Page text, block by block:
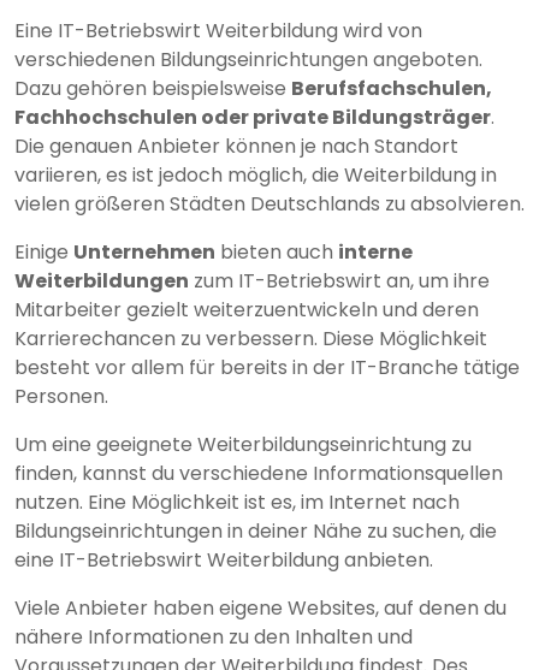
Eine IT-Betriebswirt Weiterbildung wird von
verschiedenen Bildungseinrichtungen angeboten.
Dazu gehören beispielsweise Berufsfachschulen,
Fachhochschulen oder private Bildungsträger.
Die genauen Anbieter können je nach Standort
variieren, es ist jedoch möglich, die Weiterbildung in
vielen größeren Städten Deutschlands zu absolvieren.
Einige Unternehmen bieten auch interne
Weiterbildungen zum IT-Betriebswirt an, um ihre
Mitarbeiter gezielt weiterzuentwickeln und deren
Karrierechancen zu verbessern. Diese Möglichkeit
besteht vor allem für bereits in der IT-Branche tätige
Personen.
Um eine geeignete Weiterbildungseinrichtung zu
finden, kannst du verschiedene Informationsquellen
nutzen. Eine Möglichkeit ist es, im Internet nach
Bildungseinrichtungen in deiner Nähe zu suchen, die
eine IT-Betriebswirt Weiterbildung anbieten.
Viele Anbieter haben eigene Websites, auf denen du
nähere Informationen zu den Inhalten und